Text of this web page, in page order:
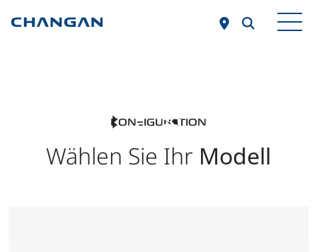
KONFIGURATION
Wählen Sie Ihr Modell